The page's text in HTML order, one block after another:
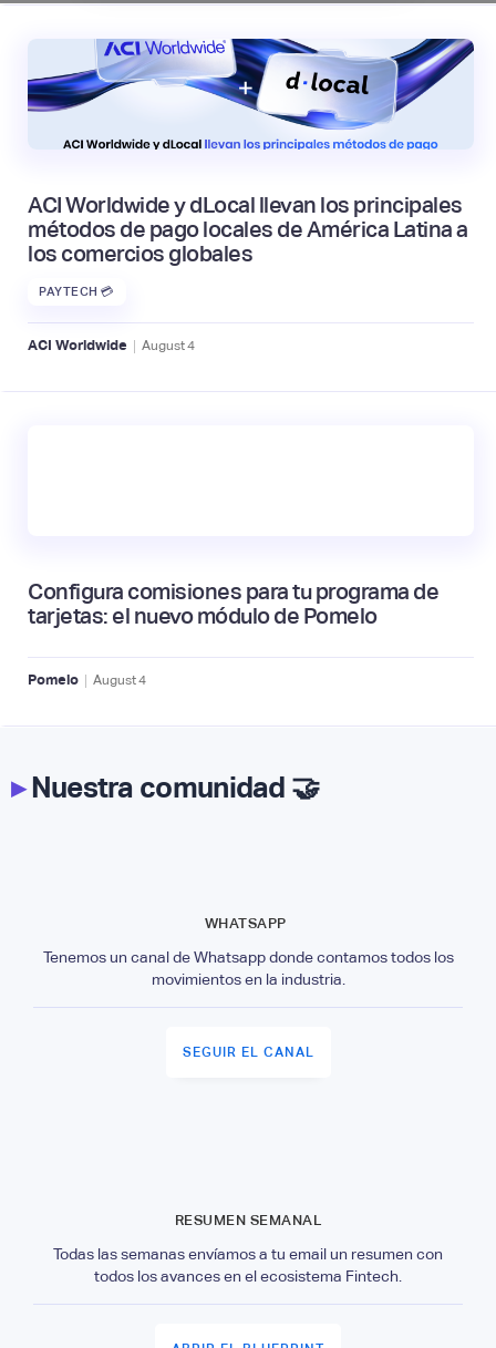
ACI Worldwide y dLocal llevan los principales
métodos de pago locales de América Latina a
los comercios globales
PAYTECH 💳
ACI Worldwide | August4
Configura comisiones para tu programa de
tarjetas: el nuevo módulo de Pomelo
Pomelo | August4
▸Nuestra comunidad 🤝
WHATSAPP
Tenemos un canal de Whatsapp donde contamos todos los
movimientos en la industria.
SEGUIR EL CANAL
RESUMEN SEMANAL
Todas las semanas envíamos a tu email un resumen con
todos los avances en el ecosistema Fintech.